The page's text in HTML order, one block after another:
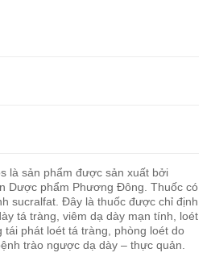
là sản phẩm được sản xuất bởi
Dược phẩm Phương Đông. Thuốc có
sucralfat. Đây là thuốc được chỉ định
tá tràng, viêm dạ dày mạn tính, loét
tái phát loét tá tràng, phòng loét do
trào ngược dạ dày – thực quản.